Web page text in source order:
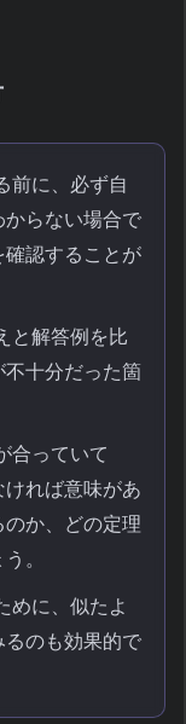
前に、必ず自
らない場合で
確認することが
と解答例を比
十分だった箇
合っていて
ければ意味があ
のか、どの定理
。
めに、似たよ
るのも効果的で